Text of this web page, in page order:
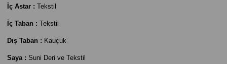
İç Astar : Tekstil
İç Taban : Tekstil
Dış Taban : Kauçuk
Saya : Suni Deri ve Tekstil